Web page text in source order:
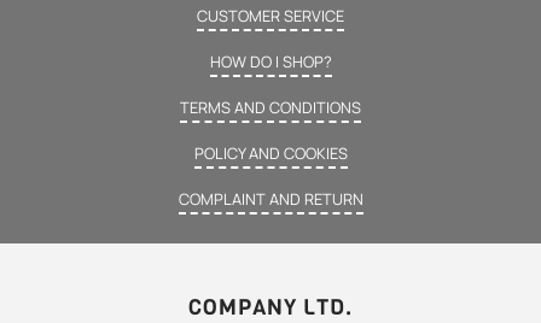
CUSTOMER SERVICE
HOW DO I SHOP?
TERMS AND CONDITIONS
POLICY AND COOKIES
COMPLAINT AND RETURN
COMPANY LTD.